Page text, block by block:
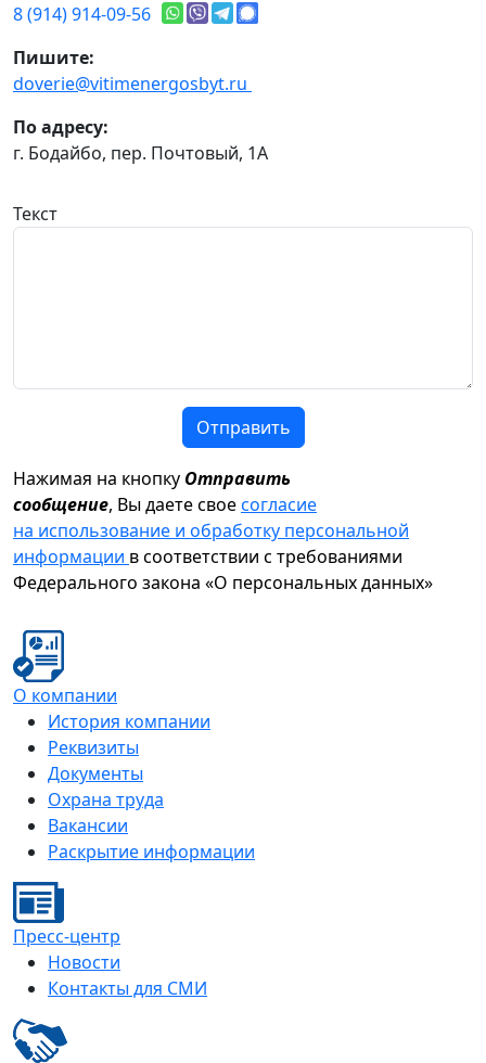
8 (914) 914-09-56
Пишите:
doverie@vitimenergosbyt.ru
По адресу:
г. Бодайбо, пер. Почтовый, 1А
Текст
Отправить
Нажимая на кнопку Отправить
сообщение, Вы даете своесогласие
на использование и обработку персональной
информации в соответствии с требованиями
Федерального закона «О персональных данных»
О компании
История компании
Реквизиты
Документы
Охрана труда
Вакансии
Раскрытие информации
Пресс-центр
Новости
Контакты для СМИ